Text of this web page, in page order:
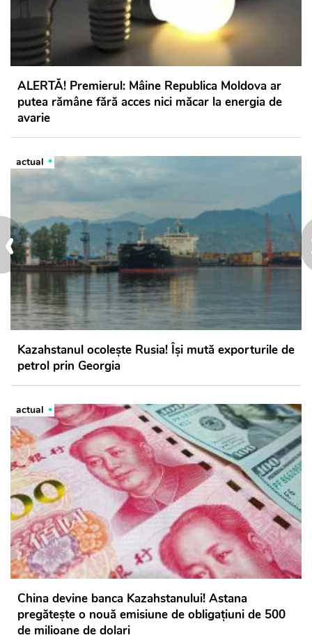
‹
ALERTĂ! Premierul: Mâine Republica Moldova ar
putea rămâne fără acces nici măcar la energia de
avarie
actual
Kazahstanul ocolește Rusia! Își mută exporturile de
petrol prin Georgia
actual
China devine banca Kazahstanului! Astana
pregătește o nouă emisiune de obligațiuni de 500
de milioane de dolari